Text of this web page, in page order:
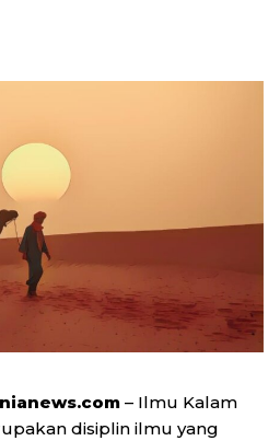
– Ilmu Kalam
disiplin ilmu yang